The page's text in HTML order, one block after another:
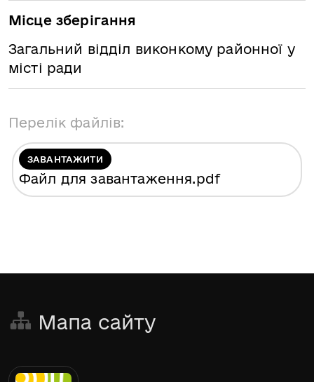
Місце зберігання
Загальний відділ виконкому районної у
місті ради
Перелік файлів:
ЗАВАНТАЖИТИ
Файл для завантаження.pdf
Мапа сайту